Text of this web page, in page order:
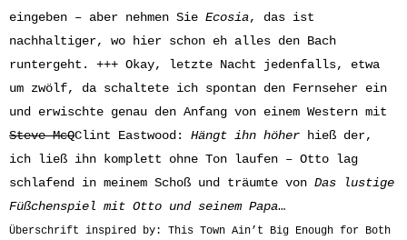
eingeben – aber nehmen Sie Ecosia, das ist
nachhaltiger, wo hier schon eh alles den Bach
runtergeht. +++ Okay, letzte Nacht jedenfalls, etwa
um zwölf, da schaltete ich spontan den Fernseher ein
und erwischte genau den Anfang von einem Western mit
Steve McQClint Eastwood: Hängt ihn höher
hieß der,
ich ließ ihn komplett ohne Ton laufen – Otto lag
schlafend in meinem Schoß und träumte von Das lustige
Füßchenspiel mit Otto und seinem Papa…
Überschrift inspired by: This Town Ain’t Big Enough for Both